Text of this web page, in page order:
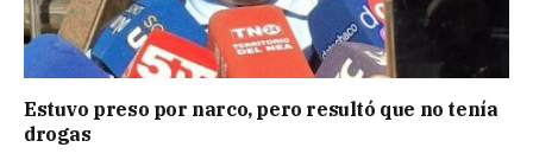
Estuvo preso por narco, pero resultó que no tenía
drogas